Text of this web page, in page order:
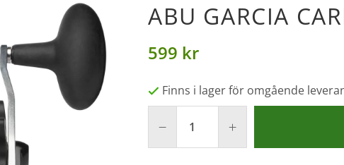
ABU GARCIA
599 kr
Finns i lager för omgående